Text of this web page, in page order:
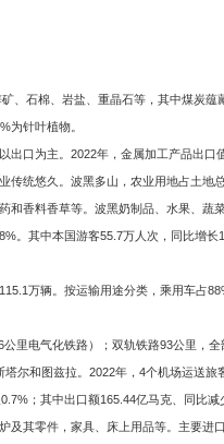
、石棉、岩盐、重晶石等，其中煤炭
为针叶植物。
出口为主。2022年，金属加工产品出
传统悠久。波黑多山，农业用地占土
香料香草等。波黑奶制品、水果、蔬
。其中本国游客55.7万人次，同比
万辆。按运输用途分类，乘用车占
里电气化铁路）；双轨铁路93公里，全
尔和图兹拉。2022年，4个机场运送
；其中出口额165.44亿马克、同
及其零件，家具、床上用品等。主要